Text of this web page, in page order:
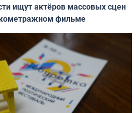
ищут актёров массовых сцен
фильме